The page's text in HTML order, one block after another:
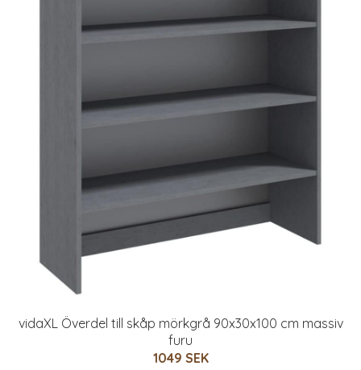
vidaXL Överdel till skåp mörkgrå 90x30x100 cm massiv
furu
1049 SEK